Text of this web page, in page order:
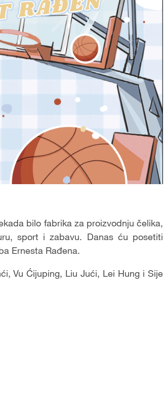
bilo fabrika za proizvodnju čelika,
sport i zabavu. Danas ću posetiti
Ernesta Rađena.
Vu Ćijuping, Liu Jući, Lei Hung i Sije